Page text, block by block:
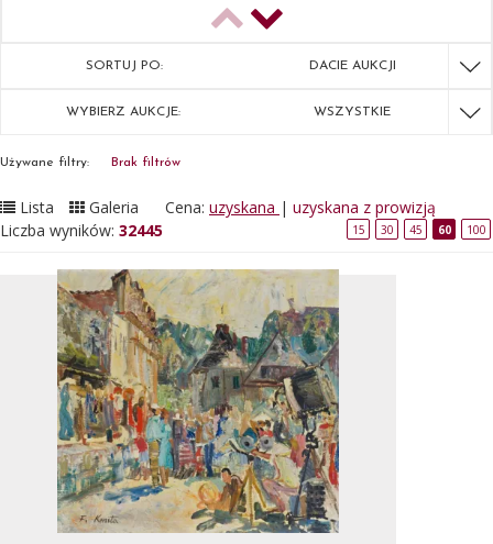
SORTUJ PO: DACIE AUKCJI
WYBIERZ AUKCJE: WSZYSTKIE
Używane filtry: Brak filtrów
Lista Galeria Cena: uzyskana | uzyskana z prowizją
Liczba wyników: 32445 15 30 45 60 100